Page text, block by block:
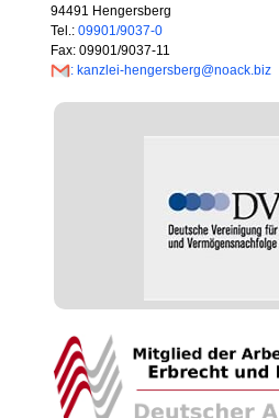
94491 Hengersberg
Tel.: 09901/9037-0
Fax: 09901/9037-11
: kanzlei-hengersberg@noack.biz